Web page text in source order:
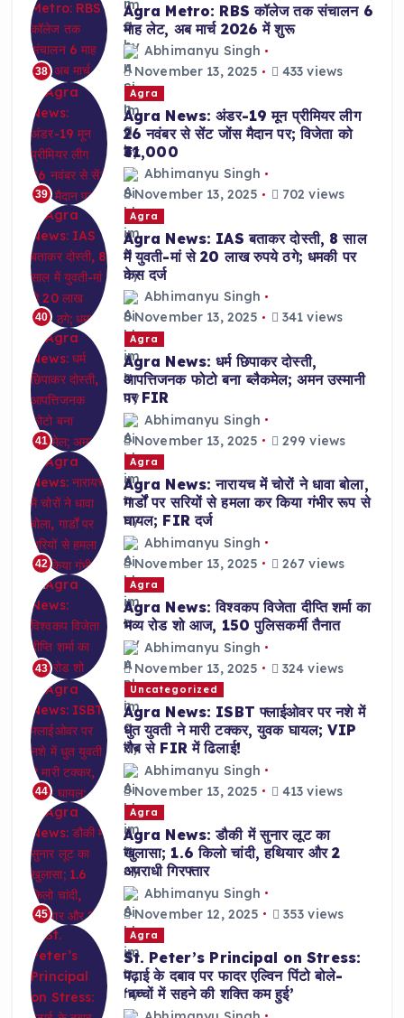
38
Agra Metro: RBS कॉलेज तक संचालन 6
माह लेट, अब मार्च 2026 में शुरू
Abhimanyu Singh
November 13, 2025
433 views
39
Agra
Agra News: अंडर-19 मून प्रीमियर लीग
26 नवंबर से सेंट जोंस मैदान पर; विजेता को
₹31,000
Abhimanyu Singh
November 13, 2025
702 views
40
Agra
Agra News: IAS बताकर दोस्ती, 8 साल
में युवती-मां से 20 लाख रुपये ठगे; धमकी पर
केस दर्ज
Abhimanyu Singh
November 13, 2025
341 views
41
Agra
Agra News: धर्म छिपाकर दोस्ती,
आपत्तिजनक फोटो बना ब्लैकमेल; अमन उस्मानी
पर FIR
Abhimanyu Singh
November 13, 2025
299 views
42
Agra
Agra News: नारायच में चोरों ने धावा बोला,
गार्डों पर सरियों से हमला कर किया गंभीर रूप से
घायल; FIR दर्ज
Abhimanyu Singh
November 13, 2025
267 views
43
Agra
Agra News: विश्वकप विजेता दीप्ति शर्मा का
भव्य रोड शो आज, 150 पुलिसकर्मी तैनात
Abhimanyu Singh
November 13, 2025
324 views
44
Uncategorized
Agra News: ISBT फ्लाईओवर पर नशे में
धुत युवती ने मारी टक्कर, युवक घायल; VIP
रौब से FIR में ढिलाई!
Abhimanyu Singh
November 13, 2025
413 views
45
Agra
Agra News: डौकी में सुनार लूट का
खुलासा; 1.6 किलो चांदी, हथियार और 2
अपराधी गिरफ्तार
Abhimanyu Singh
November 12, 2025
353 views
Agra
St. Peter’s Principal on Stress:
पढ़ाई के दबाव पर फादर एल्विन पिंटो बोले-
‘बच्चों में सहने की शक्ति कम हुई’